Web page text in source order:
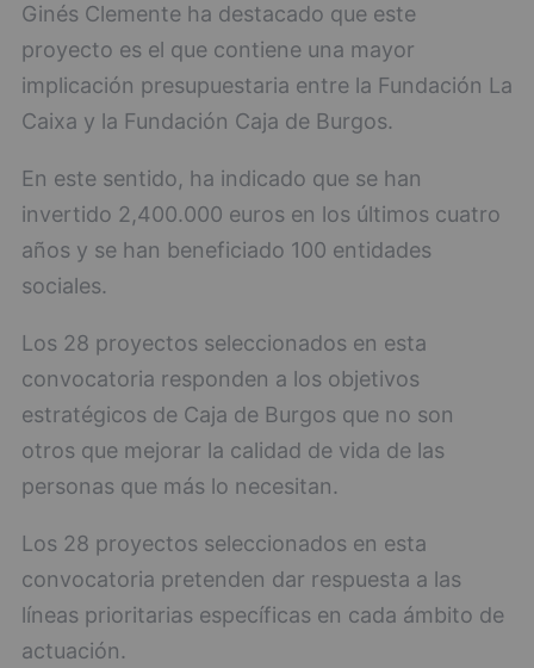
Ginés Clemente ha destacado que este
proyecto es el que contiene una mayor
implicación presupuestaria entre la Fundación La
Caixa y la Fundación Caja de Burgos.
En este sentido, ha indicado que se han
invertido 2,400.000 euros en los últimos cuatro
años y se han beneficiado 100 entidades
sociales.
Los 28 proyectos seleccionados en esta
convocatoria responden a los objetivos
estratégicos de Caja de Burgos que no son
otros que mejorar la calidad de vida de las
personas que más lo necesitan.
Los 28 proyectos seleccionados en esta
convocatoria pretenden dar respuesta a las
líneas prioritarias específicas en cada ámbito de
actuación.